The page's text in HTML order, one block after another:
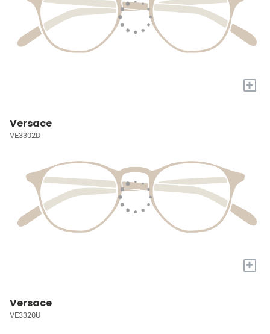
+
Versace
VE3302D
+
Versace
VE3320U